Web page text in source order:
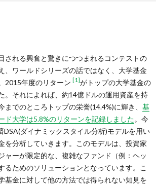
される興奮と驚きにつつまれるコンテストの
、ワールドシリーズの話ではなく、大学基金
2015年度のリターン [1]がトップの大学基金の
。それによれば、約14億ドルの運用資産を持
までのところトップの栄誉(14.4%)に輝き、 基
ド大学は5.8%のリターンを記録しました。今
DSA(ダイナミックスタイル分析)モデルを用い
を分析していきます。このモデルは、投資家
ャーが限定的な、複雑なファンド（例：ヘッ
るためのソリューションとなっています。こ
基金に対して他の方法では得られない知見を